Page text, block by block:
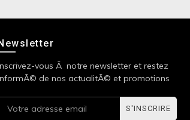
vous Ã notre newsletter et restez
de nos actualitÃ© et promotions
S'INSCRIRE